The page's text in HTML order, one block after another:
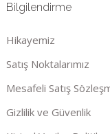
Bilgilendirme
Hikayemiz
Satış Noktalarımız
Mesafeli Satış
Gizlilik ve Güvenlik